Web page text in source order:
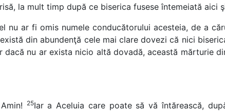
la mult timp după ce biserica fusese întemeiată aici
nu ar fi omis numele conducătorului acesteia, de a
din abundenţă cele mai clare dovezi că nici
nu ar exista nicio altă dovadă, această mărturie
25Iar a Aceluia care poate să vă întărească,